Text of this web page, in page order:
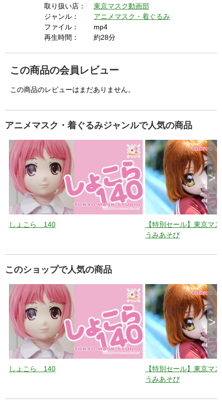
取り扱い店：
東京マスク動画部
ジャンル：
アニメマスク・着ぐるみ
ファイル：
mp4
再生時間：
約28分
この商品の会員レビュー
この商品のレビューはまだありません。
アニメマスク・着ぐるみジャンルで人気の商品
しょこら 140
【特別セール】東京マ
うみあそび
>
このショップで人気の商品
しょこら 140
【特別セール】東京マ
うみあそび
>